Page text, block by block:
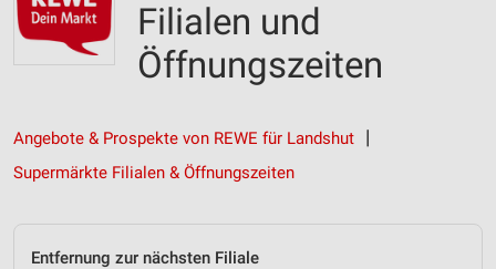
Filialen und
Öffnungszeiten
Angebote & Prospekte von REWE für Landshut
Supermärkte Filialen & Öffnungszeiten
Entfernung zur nächsten Filiale